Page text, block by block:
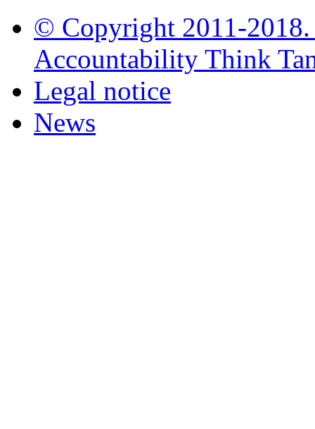
© Copyright 2011-
Accountability Think
Legal notice
News